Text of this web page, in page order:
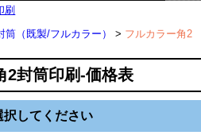
刷
筒（既製/フルカラー） > フルカラー角2
2封筒印刷-価格表
択してください